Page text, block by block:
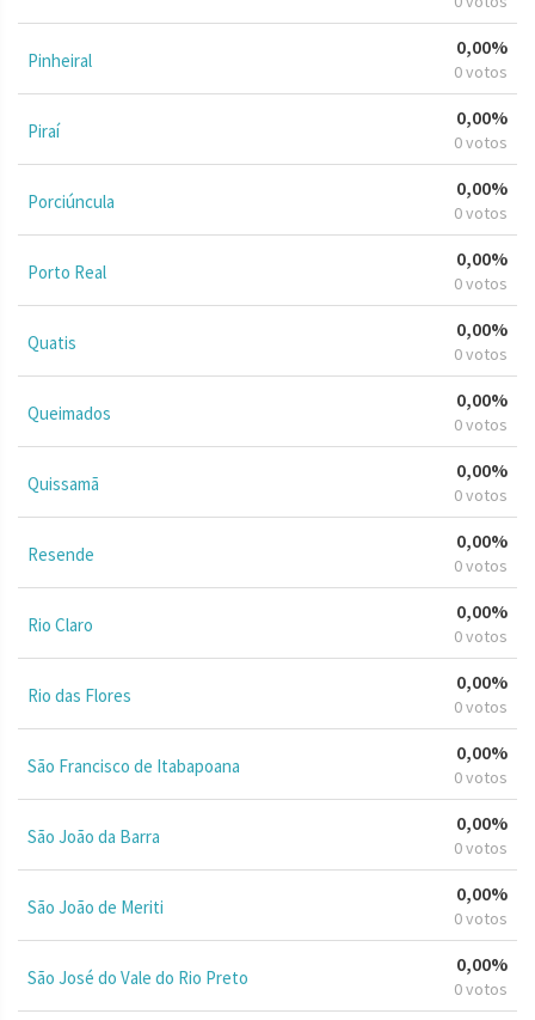
Pinheiral
0,00%
0 votos
Piraí
0,00%
0 votos
Porciúncula
0,00%
0 votos
Porto Real
0,00%
0 votos
Quatis
0,00%
0 votos
Queimados
0,00%
0 votos
Quissamã
0,00%
0 votos
Resende
0,00%
0 votos
Rio Claro
0,00%
0 votos
Rio das Flores
0,00%
0 votos
São Francisco de Itabapoana
0,00%
0 votos
São João da Barra
0,00%
0 votos
São João de Meriti
0,00%
0 votos
São José do Vale do Rio Preto
0,00%
0 votos